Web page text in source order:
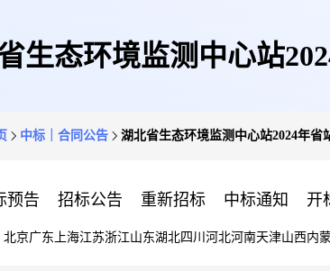
生态环境监测中心站
中标｜合同公告 湖北省生态环境监测中心站2024年
预告 招标公告 重新招标 中标通知 开
北京广东 上海江苏浙江山东湖北四川 河北河南天津山西内